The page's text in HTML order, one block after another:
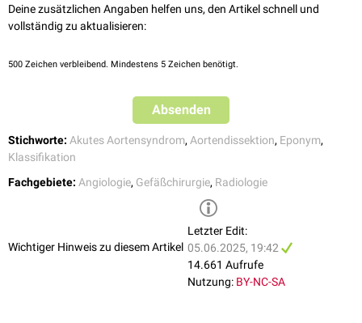
Deine zusätzlichen Angaben helfen uns, den Artikel schnell und
vollständig zu aktualisieren:
500 Zeichen verbleibend. Mindestens 5 Zeichen benötigt.
Absenden
Stichworte: Akutes Aortensyndrom, Aortendissektion, Eponym,
Klassifikation
Fachgebiete: Angiologie, Gefäßchirurgie, Radiologie
Wichtiger Hinweis zu diesem Artikel
Letzter Edit:
05.06.2025, 19:42
14.661 Aufrufe
Nutzung: BY-NC-SA